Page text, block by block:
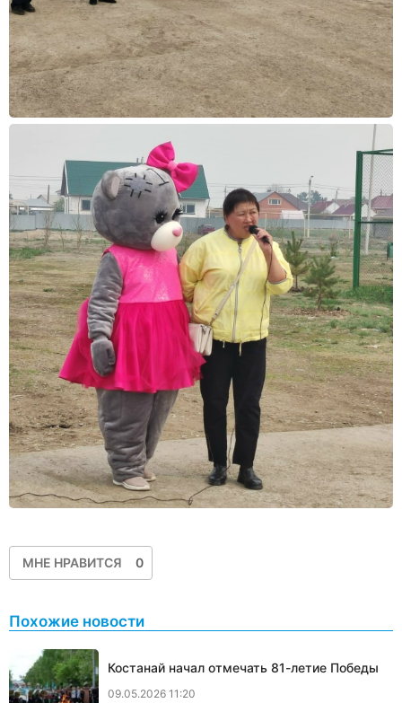
МНЕ НРАВИТСЯ 0
Похожие новости
Костанай начал отмечать 81-летие Победы
09.05.2026 11:20